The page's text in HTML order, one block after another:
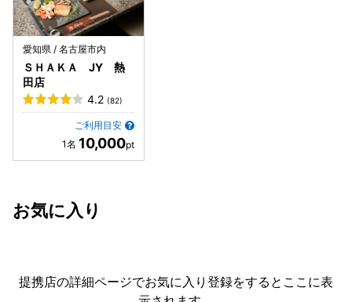
愛知県 / 名古屋市内
ＳＨＡＫＡ JY 熱
田店
4.2 (82)
ご利用目安
10,000
お気に入り
提携店の詳細ページでお気に入り登録をすると ここに表